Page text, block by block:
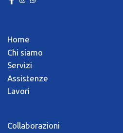
Home
Chi siamo
Servizi
Assistenze
Lavori
Collaborazioni